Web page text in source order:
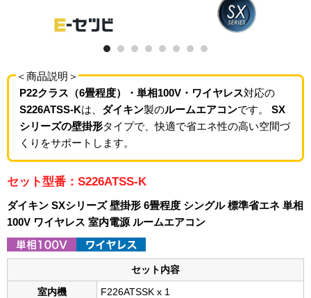
＜商品説明＞
P22クラス（6畳程度）・単相100V・ワイヤレス対応の
S226ATSS-Kは、 ダイキン製のルームエアコンです。 SX
シリーズの壁掛形タイプで、快適で省エネ性の高い空間づ
くりをサポートします。
セット型番：S226ATSS-K
ダイキン SXシリーズ 壁掛形 6畳程度 シングル 標準省エネ 単相
100V ワイヤレス 室内電源 ルームエアコン
セット内容
室内機 F226ATSSK x 1